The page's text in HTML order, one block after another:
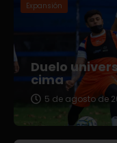
Expansión
Duelo
cima
5 de agosto de